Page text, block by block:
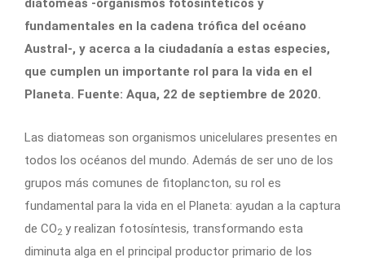
diatomeas -organismos fotosintéticos y
fundamentales en la cadena trófica del océano
Austral-, y acerca a la ciudadanía a estas especies,
que cumplen un importante rol para la vida en el
Planeta. Fuente: Aqua, 22 de septiembre de 2020.
Las diatomeas son organismos unicelulares presentes en
todos los océanos del mundo. Además de ser uno de los
grupos más comunes de fitoplancton, su rol es
fundamental para la vida en el Planeta: ayudan a la captura
de CO2 y realizan fotosíntesis, transformando esta
diminuta alga en el principal productor primario de los